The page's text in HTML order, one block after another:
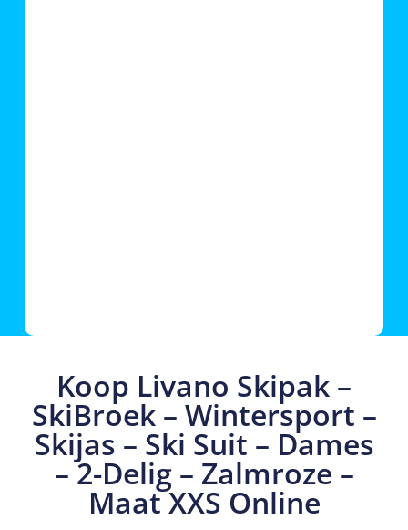
Koop Livano Skipak –
SkiBroek – Wintersport –
Skijas – Ski Suit – Dames
– 2-Delig – Zalmroze –
Maat XXS Online